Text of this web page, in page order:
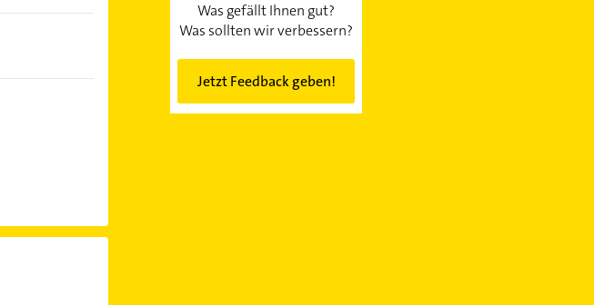
Was gefällt Ihnen gut?
Was sollten wir verbessern?
Jetzt Feedback geben!